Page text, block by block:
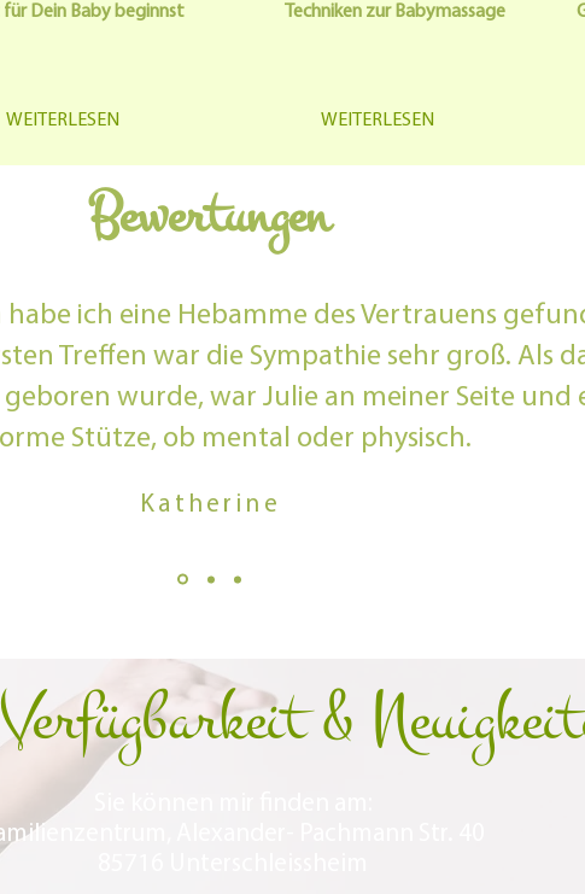
für Dein Baby beginnst
WEITERLESEN
Techniken zur Babymassage
WEITERLESEN
habe ich eine Hebamme des Vertrauens
Treffen war die Sympathie sehr groß. Als
geboren wurde, war Julie an meiner Seite und
Stütze, ob mental oder physisch.
Katherine
&
Alexander- Pachmann Str. 40
Bewertungen